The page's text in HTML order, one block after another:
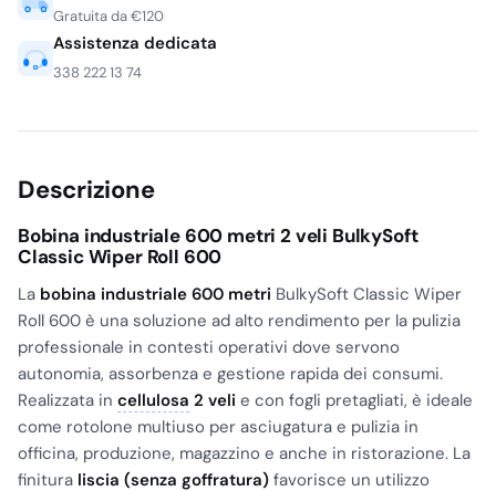
Gratuita da €120
Assistenza dedicata
338 222 13 74
Descrizione
Bobina industriale 600 metri 2 veli BulkySoft
Classic Wiper Roll 600
La bobina industriale 600 metri BulkySoft Classic Wiper
Roll 600 è una soluzione ad alto rendimento per la pulizia
professionale in contesti operativi dove servono
autonomia, assorbenza e gestione rapida dei consumi.
Realizzata in cellulosa 2 veli e con fogli pretagliati, è ideale
come rotolone multiuso per asciugatura e pulizia in
officina, produzione, magazzino e anche in ristorazione. La
finitura liscia (senza goffratura) favorisce un utilizzo